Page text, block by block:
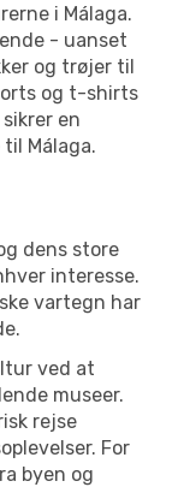
i Málaga.
- uanset
og trøjer til
og t-shirts
en
Málaga.
dens store
interesse.
vartegn har
ved at
museer.
rejse
For
byen og